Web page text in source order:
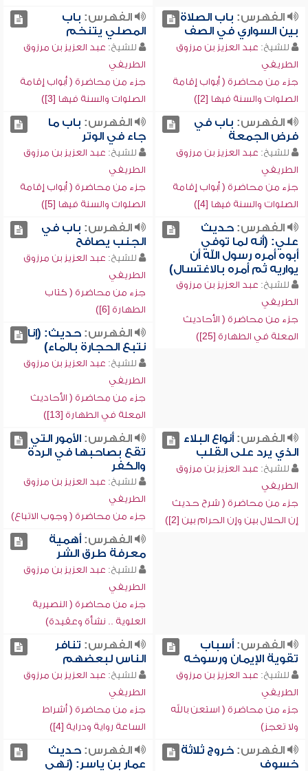
الفهرس: باب الصلاة
بين السواري في الصف
للشيخ: عبد العزيز بن مرزوق
الطريفي
جزء من محاضرة ( أبواب إقامة
الصلوات والسنة فيها [2])
الفهرس: باب
المصلي يتنخم
للشيخ: عبد العزيز بن مرزوق
الطريفي
جزء من محاضرة ( أبواب إقامة
الصلوات والسنة فيها [3])
الفهرس: باب في
فرض الجمعة
للشيخ: عبد العزيز بن مرزوق
الطريفي
جزء من محاضرة ( أبواب إقامة
الصلوات والسنة فيها [4])
الفهرس: باب ما
جاء في الوتر
للشيخ: عبد العزيز بن مرزوق
الطريفي
جزء من محاضرة ( أبواب إقامة
الصلوات والسنة فيها [5])
الفهرس:حديث
علي: (أنه لما توفي
أبوه أمره رسول الله أن
يواريه ثم أمره بالاغتسال)
للشيخ: عبد العزيز بن مرزوق
الطريفي
جزء من محاضرة ( الأحاديث
المعلة في الطهارة [25])
الفهرس: باب في
الجنب يصافح
للشيخ: عبد العزيز بن مرزوق
الطريفي
جزء من محاضرة ( كتاب
الطهارة [6])
الفهرس:حديث: (إنا
نتبع الحجارة بالماء)
للشيخ: عبد العزيز بن مرزوق
الطريفي
جزء من محاضرة ( الأحاديث
المعلة في الطهارة [13])
الفهرس:أنواع البلاء
الذي يرد على القلب
للشيخ: عبد العزيز بن مرزوق
الطريفي
جزء من محاضرة ( شرح حديث
إن الحلال بين وإن الحرام بين [2])
الفهرس:الأمور التي
تقع بصاحبها في الردة
والكفر
للشيخ: عبد العزيز بن مرزوق
الطريفي
جزء من محاضرة ( وجوب الاتباع)
الفهرس:أهمية
معرفة طرق الشر
للشيخ: عبد العزيز بن مرزوق
الطريفي
جزء من محاضرة ( النصيرية
العلوية .. نشأة وعقيدة)
الفهرس:أسباب
تقوية الإيمان ورسوخه
للشيخ: عبد العزيز بن مرزوق
الطريفي
جزء من محاضرة ( استعن بالله
ولا تعجز)
الفهرس: تنافر
الناس لبعضهم
للشيخ: عبد العزيز بن مرزوق
الطريفي
جزء من محاضرة ( أشراط
الساعة رواية ودراية [4])
الفهرس:خروج ثلاثة
خسوف
الفهرس:حديث
عمار بن ياسر: (نهى